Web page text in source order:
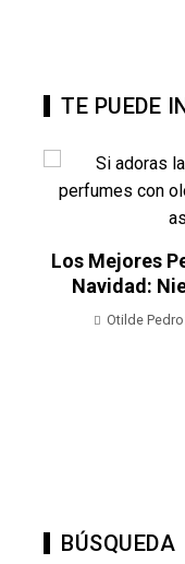
TE PUEDE
Los Mejores
Navidad:
Otilde
BÚSQUEDA